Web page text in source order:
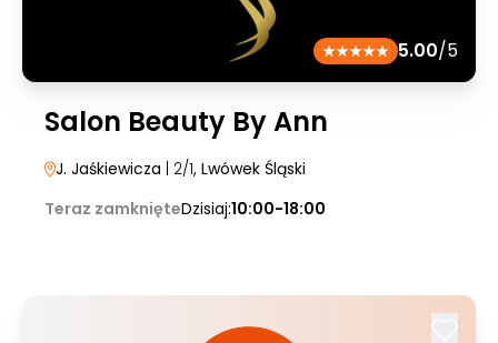
5.00/5
Salon Beauty By Ann
J. Jaśkiewicza | 2/1, Lwówek Śląski
Teraz zamknięteDzisiaj:10:00-18:00